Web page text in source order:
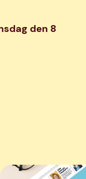
den 8